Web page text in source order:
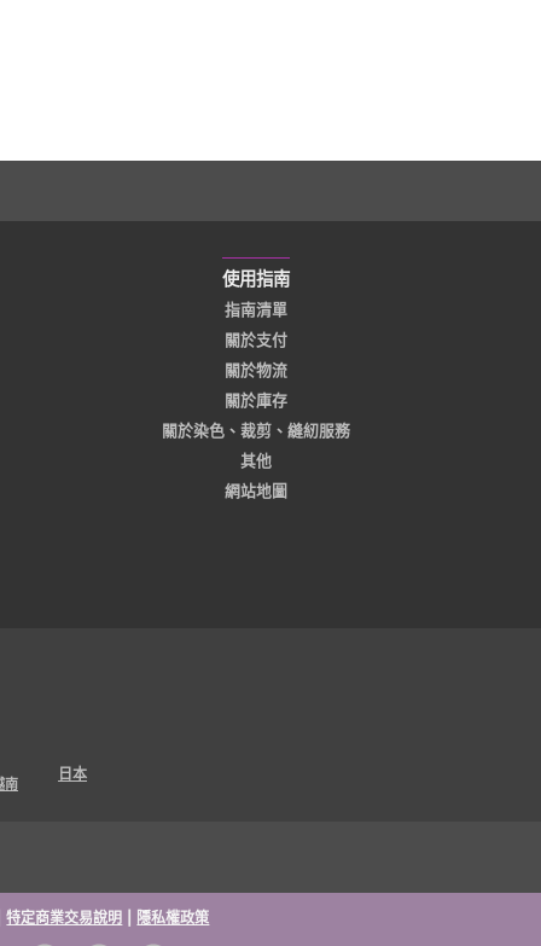
使用指南
指南清單
關於支付
關於物流
關於庫存
關於染色、裁剪、縫紉服務
其他
網站地圖
南
日本
特定商業交易說明 隱私權政策